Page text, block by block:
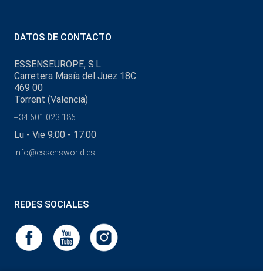
DATOS DE CONTACTO
ESSENSEUROPE, S.L.
Carretera Masía del Juez 18C
469 00
Torrent (Valencia)
+34 601 023 186
Lu - Vie 9:00 - 17:00
info@essensworld.es
REDES SOCIALES